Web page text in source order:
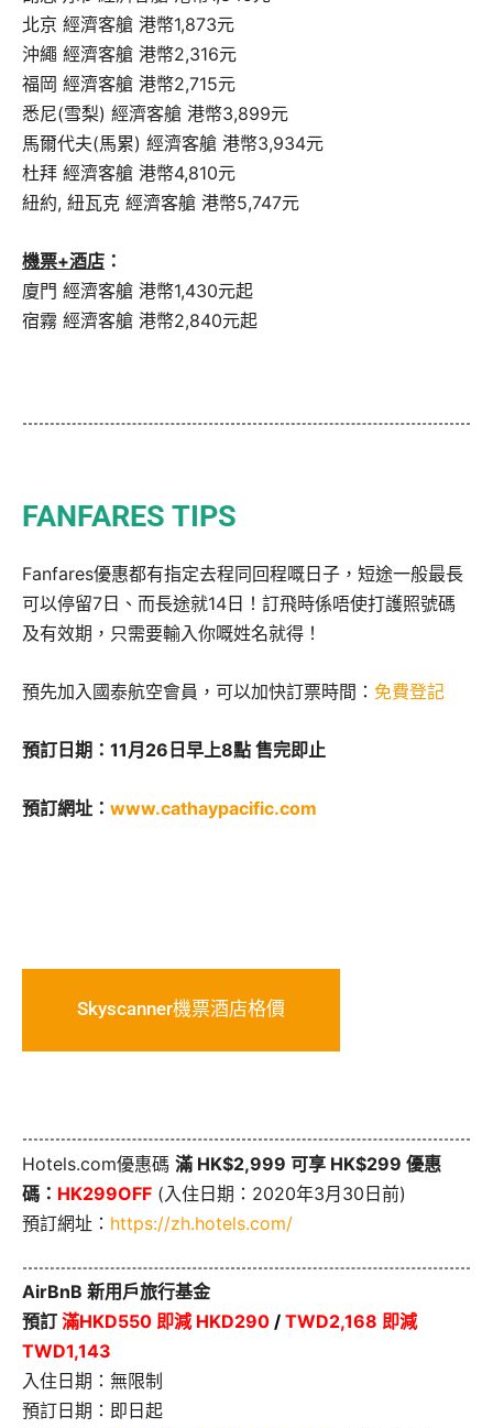
北京 經濟客艙 港幣1,873元
沖繩 經濟客艙 港幣2,316元
福岡 經濟客艙 港幣2,715元
悉尼(雪梨) 經濟客艙 港幣3,899元
馬爾代夫(馬累) 經濟客艙 港幣3,934元
杜拜 經濟客艙 港幣4,810元
紐約, 紐瓦克 經濟客艙 港幣5,747元
機票+酒店 ：
廈門 經濟客艙 港幣1,430元起
宿霧 經濟客艙 港幣2,840元起
FANFARES TIPS
Fanfares優惠都有指定去程同回程嘅日子，短途一般最長
可以停留7日、而長途就14日！訂飛時係唔使打護照號碼
及有效期，只需要輸入你嘅姓名就得！
預先加入國泰航空會員，可以加快訂票時間： 免費登記
預訂日期：11月26日早上8點 售完即止
預訂網址： www.cathaypacific.com
Skyscanner機票酒店格價
Hotels.com優惠碼 滿 HK$2,999 可享 HK$299 優惠
碼： HK299OFF (入住日期：2020年3月30日前)
預訂網址： https://zh.hotels.com/
AirBnB 新用戶旅行基金
預訂 滿HKD550 即減 HKD290 / TWD2,168 即減
TWD1,143
入住日期：無限制
預訂日期：即日起